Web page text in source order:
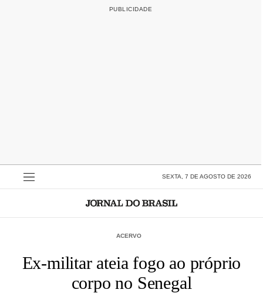
SEXTA, 7 DE AGOSTO DE 2026
ACERVO
Ex-militar ateia fogo ao próprio
corpo no Senegal